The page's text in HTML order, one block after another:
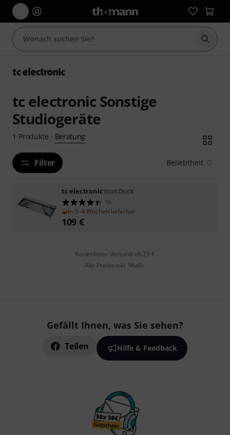
Suche
tc electronic Sonstige
Studiogeräte
1 Produkte · Beratung
Filter Beliebtheit
tc electronic Icon Dock
19
In 3–4 Wochen lieferbar
109 €
Kostenloser Versand ab 29 €
Alle Preise inkl. MwSt.
Gefällt Ihnen, was Sie sehen?
Teilen Hilfe & Feedback